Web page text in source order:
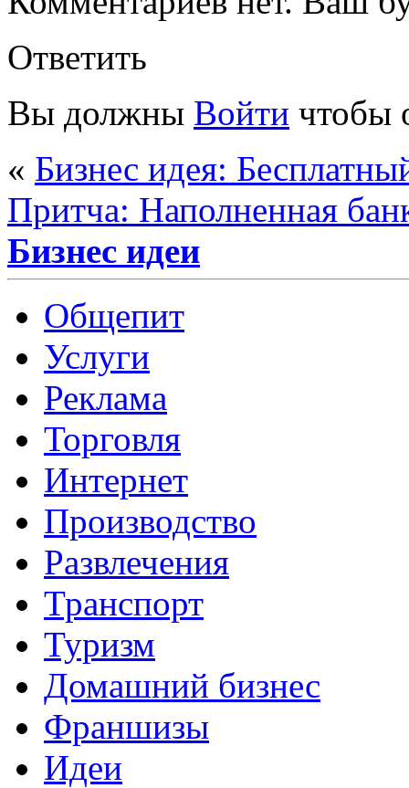
Ответить
Вы должны Войти чтобы
« Бизнес идея:
Притча: Наполненная
Бизнес идеи
Общепит
Услуги
Реклама
Торговля
Интернет
Производство
Развлечения
Транспорт
Туризм
Домашний бизнес
Франшизы
Идеи